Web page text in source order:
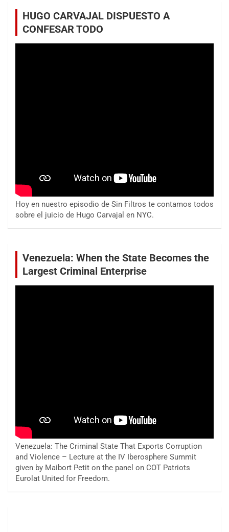
HUGO CARVAJAL DISPUESTO A
CONFESAR TODO
Hoy en nuestro episodio de Sin Filtros te contamos todos
sobre el juicio de Hugo Carvajal en NYC.
Venezuela: When the State Becomes the
Largest Criminal Enterprise
Venezuela: The Criminal State That Exports Corruption
and Violence – Lecture at the IV Iberosphere Summit
given by Maibort Petit on the panel on COT Patriots
Eurolat United for Freedom.